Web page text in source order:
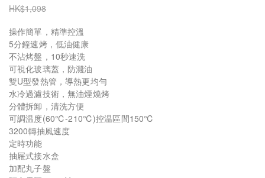
HK$1,098
操作簡單，精準控溫
5分鐘速烤，低油健康
不沾烤盤，10秒速洗
可視化玻璃蓋，防濺油
雙U型發熱管，導熱更均勻
水冷過濾技術，無油煙燒烤
分體拆卸，清洗方便
可調温度(60℃-210℃)控温區間150℃
3200轉抽風速度
定時功能
抽屜式接水盒
加配丸子盤